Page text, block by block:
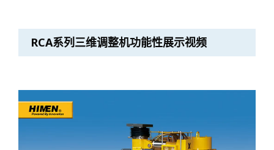
RCA系列三维调整机功能性展示视频